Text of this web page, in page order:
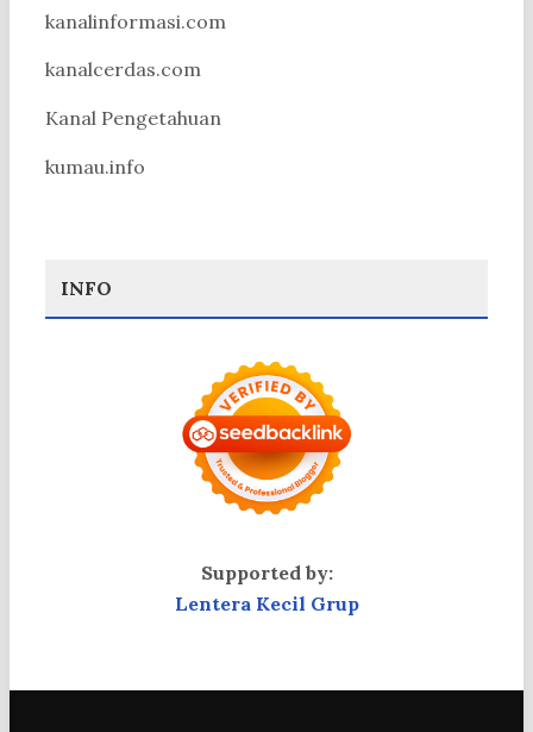
kanalinformasi.com
kanalcerdas.com
Kanal Pengetahuan
kumau.info
INFO
Supported by:
Lentera Kecil Grup